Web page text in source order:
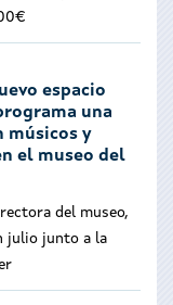
espacio
una
músicos y
el museo del
del museo,
julio junto a la